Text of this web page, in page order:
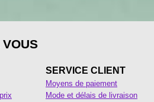
SERVICE CLIENT
Moyens de paiement
Mode et délais de livraison